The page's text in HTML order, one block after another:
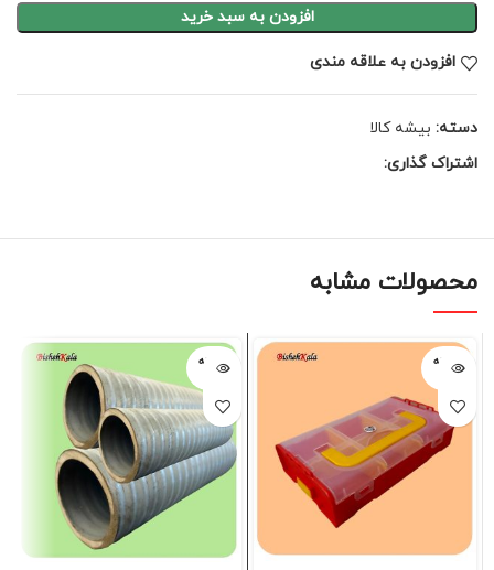
افزودن به سبد خرید
افزودن به علاقه مندی
دسته: بیشه کالا
اشتراک گذاری:
محصولات مشابه
فروخته
شده
فروخته
شده